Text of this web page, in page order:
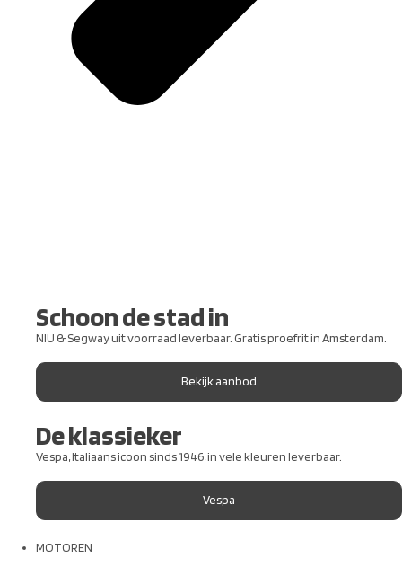
Schoon de stad in
NIU & Segway uit voorraad leverbaar. Gratis proefrit in Amsterdam.
Bekijk aanbod
De klassieker
Vespa, Italiaans icoon sinds 1946, in vele kleuren leverbaar.
Vespa
MOTOREN